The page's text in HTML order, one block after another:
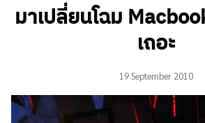
มาเปลี่ยนโฉม
เถอะ
19 September 2010